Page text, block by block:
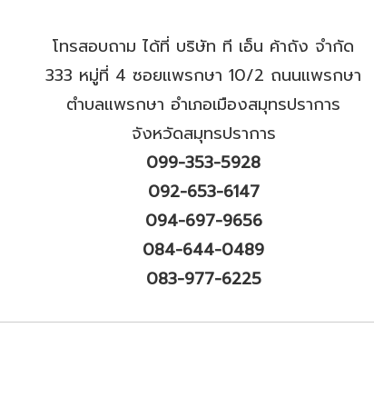
โทรสอบถาม ได้ที่ บริษัท ที เอ็น ค้าถัง จำกัด
333 หมู่ที่ 4 ซอยแพรกษา 10/2 ถนนแพรกษา
ตำบลแพรกษา อำเภอเมืองสมุทรปราการ
จังหวัดสมุทรปราการ
099-353-5928
092-653-6147
094-697-9656
084-644-0489
083-977-6225